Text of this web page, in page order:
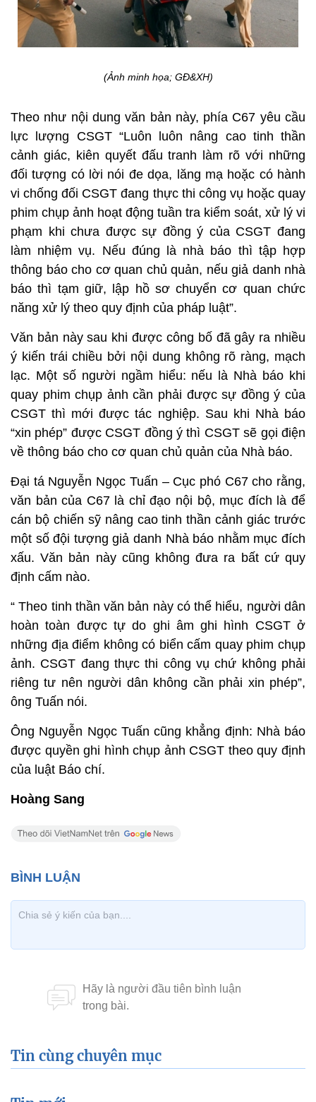
(Ảnh minh họa; GĐ&XH)
Theo như nội dung văn bản này, phía C67 yêu cầu
lực lượng CSGT “Luôn luôn nâng cao tinh thần
cảnh giác, kiên quyết đấu tranh làm rõ với những
đối tượng có lời nói đe dọa, lăng mạ hoặc có hành
vi chống đối CSGT đang thực thi công vụ hoặc quay
phim chụp ảnh hoạt động tuần tra kiểm soát, xử lý vi
phạm khi chưa được sự đồng ý của CSGT đang
làm nhiệm vụ. Nếu đúng là nhà báo thì tập hợp
thông báo cho cơ quan chủ quản, nếu giả danh nhà
báo thì tạm giữ, lập hồ sơ chuyển cơ quan chức
năng xử lý theo quy định của pháp luật”.
Văn bản này sau khi được công bố đã gây ra nhiều
ý kiến trái chiều bởi nội dung không rõ ràng, mạch
lạc. Một số người ngầm hiểu: nếu là Nhà báo khi
quay phim chụp ảnh cần phải được sự đồng ý của
CSGT thì mới được tác nghiệp. Sau khi Nhà báo
“xin phép” được CSGT đồng ý thì CSGT sẽ gọi điện
về thông báo cho cơ quan chủ quản của Nhà báo.
Đại tá Nguyễn Ngọc Tuấn – Cục phó C67 cho rằng,
văn bản của C67 là chỉ đạo nội bộ, mục đích là để
cán bộ chiến sỹ nâng cao tinh thần cảnh giác trước
một số đội tượng giả danh Nhà báo nhằm mục đích
xấu. Văn bản này cũng không đưa ra bất cứ quy
định cấm nào.
“ Theo tinh thần văn bản này có thể hiểu, người dân
hoàn toàn được tự do ghi âm ghi hình CSGT ở
những địa điểm không có biển cấm quay phim chụp
ảnh. CSGT đang thực thi công vụ chứ không phải
riêng tư nên người dân không cần phải xin phép”,
ông Tuấn nói.
Ông Nguyễn Ngọc Tuấn cũng khẳng định: Nhà báo
được quyền ghi hình chụp ảnh CSGT theo quy định
của luật Báo chí.
Hoàng Sang
Tin cùng chuyên mục